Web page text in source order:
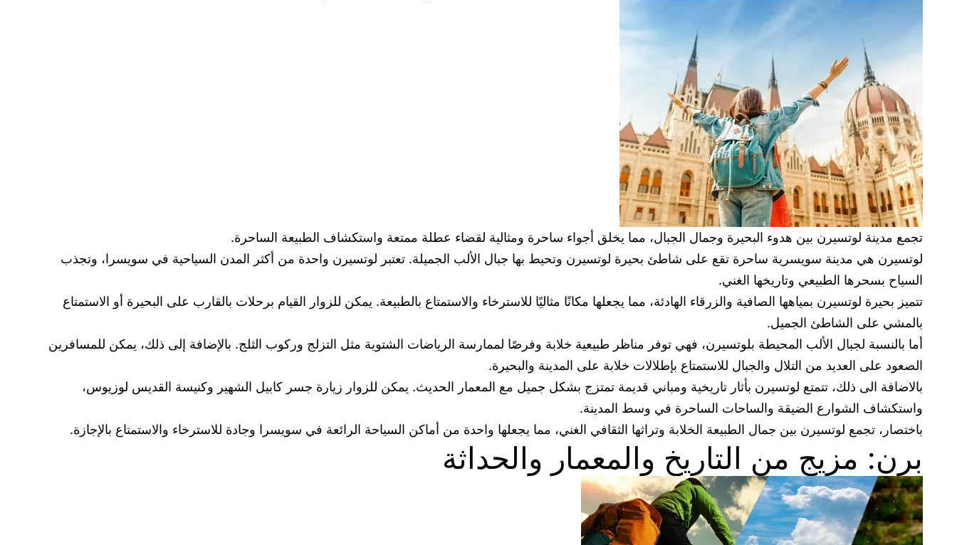
تجمع مدينة لوتسيرن بين هدوء البحيرة وجمال الجبال، مما يخلق أجواء ساحرة ومثالية لقضاء عطلة ممتعة واستكشاف الطبيعة الساحرة.
لوتسيرن هي مدينة سويسرية ساحرة تقع على شاطئ بحيرة لوتسيرن وتحيط بها جبال الألب الجميلة. تعتبر لوتسيرن واحدة من أكثر المدن السياحية في سويسرا، وتجذب
السياح بسحرها الطبيعي وتاريخها الغني.
تتميز بحيرة لوتسيرن بمياهها الصافية والزرقاء الهادئة، مما يجعلها مكانًا مثاليًا للاسترخاء والاستمتاع بالطبيعة. يمكن للزوار القيام برحلات بالقارب على البحيرة أو الاستمتاع
بالمشي على الشاطئ الجميل.
أما بالنسبة لجبال الألب المحيطة بلوتسيرن، فهي توفر مناظر طبيعية خلابة وفرصًا لممارسة الرياضات الشتوية مثل التزلج وركوب الثلج. بالإضافة إلى ذلك، يمكن للمسافرين
الصعود على العديد من التلال والجبال للاستمتاع بإطلالات خلابة على المدينة والبحيرة.
بالاضافة الى ذلك، تتمتع لوتسيرن بأثار تاريخية ومباني قديمة تمتزج بشكل جميل مع المعمار الحديث. يمكن للزوار زيارة جسر كابيل الشهير وكنيسة القديس لوزيوس،
واستكشاف الشوارع الضيقة والساحات الساحرة في وسط المدينة.
باختصار، تجمع لوتسيرن بين جمال الطبيعة الخلابة وتراثها الثقافي الغني، مما يجعلها واحدة من أماكن السياحة الرائعة في سويسرا وجادة للاسترخاء والاستمتاع بالإجازة.
برن: مزيج من التاريخ والمعمار والحداثة